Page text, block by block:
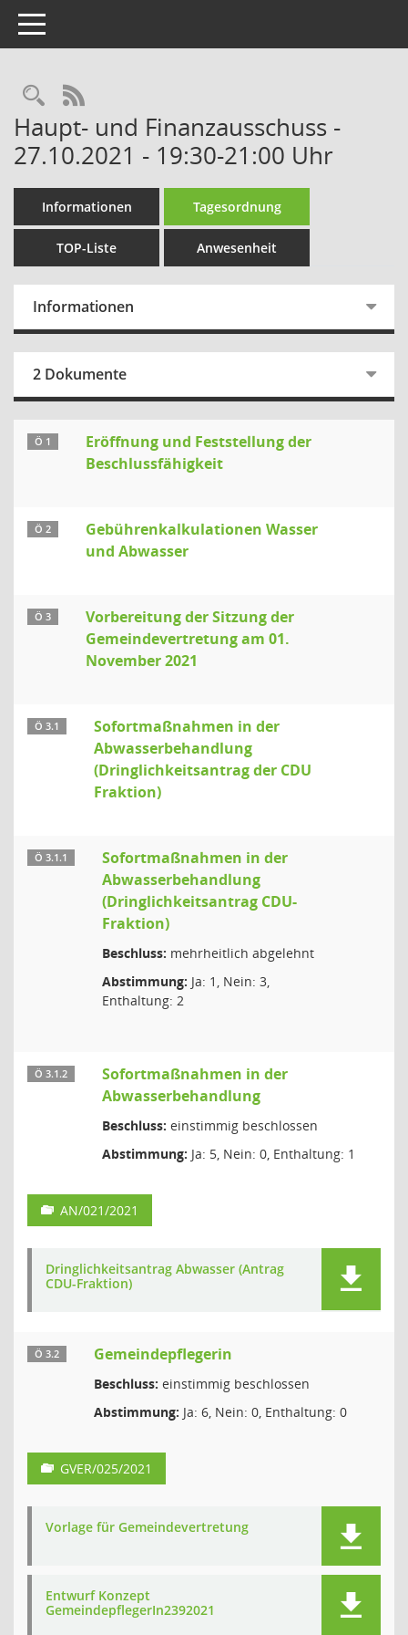
Toggle navigation
Rechercheauswahl
RSS-Feed
Haupt- und Finanzausschuss -
27.10.2021 - 19:30-21:00 Uhr
Informationen Tagesordnung
TOP-Liste Anwesenheit
Informationen
2 Dokumente
Ö 1
Eröffnung und Feststellung der
Beschlussfähigkeit
Ö 2
Gebührenkalkulationen Wasser
und Abwasser
Ö 3
Vorbereitung der Sitzung der
Gemeindevertretung am 01.
November 2021
Ö 3.1
Sofortmaßnahmen in der
Abwasserbehandlung
(Dringlichkeitsantrag der CDU
Fraktion)
Ö 3.1.1
Sofortmaßnahmen in der
Abwasserbehandlung
(Dringlichkeitsantrag CDU-
Fraktion)
Beschluss: mehrheitlich abgelehnt
Abstimmung: Ja: 1, Nein: 3,
Enthaltung: 2
Ö 3.1.2
Sofortmaßnahmen in der
Abwasserbehandlung
Beschluss: einstimmig beschlossen
Abstimmung: Ja: 5, Nein: 0, Enthaltung: 1
AN/021/2021
Dringlichkeitsantrag Abwasser (Antrag
CDU-Fraktion)
Ö 3.2 Gemeindepflegerin
Beschluss: einstimmig beschlossen
Abstimmung: Ja: 6, Nein: 0, Enthaltung: 0
GVER/025/2021
Vorlage für Gemeindevertretung
Entwurf Konzept
GemeindepflegerIn2392021